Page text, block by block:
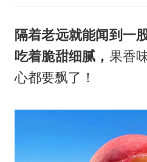
隔着老远就能闻到一
吃着脆甜细腻， 果香
心都要飘了！